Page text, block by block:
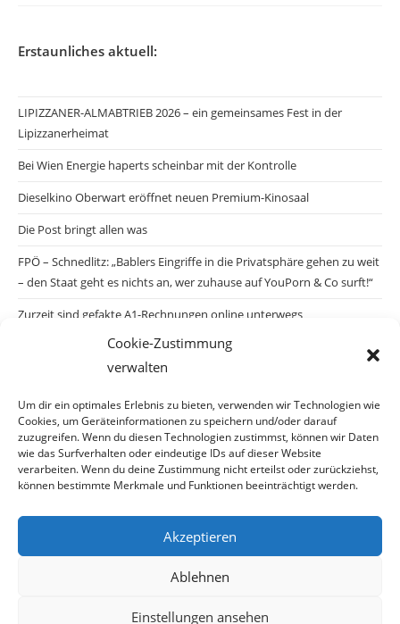
Cookie-Zustimmung
verwalten
Um dir ein optimales Erlebnis zu bieten, verwenden wir Technologien wie
Cookies, um Geräteinformationen zu speichern und/oder darauf
zuzugreifen. Wenn du diesen Technologien zustimmst, können wir Daten
wie das Surfverhalten oder eindeutige IDs auf dieser Website
verarbeiten. Wenn du deine Zustimmung nicht erteilst oder zurückziehst,
können bestimmte Merkmale und Funktionen beeinträchtigt werden.
Akzeptieren
Ablehnen
Einstellungen ansehen
Erstaunliches aktuell:
LIPIZZANER-ALMABTRIEB 2026 – ein gemeinsames Fest in der
Lipizzanerheimat
Bei Wien Energie haperts scheinbar mit der Kontrolle
Dieselkino Oberwart eröffnet neuen Premium-Kinosaal
Die Post bringt allen was
FPÖ – Schnedlitz: „Bablers Eingriffe in die Privatsphäre gehen zu weit
– den Staat geht es nichts an, wer zuhause auf YouPorn & Co surft!“
Zurzeit sind gefakte A1-Rechnungen online unterwegs
Salzburgs Juden und ihre Sicherheit: „Erst nach einem Anschlag wäre
die Gefahr endlich konkret!“
Biologisches Wunder in Ceuta
Ein vermeintliches Abschiebemärchen
Archiv